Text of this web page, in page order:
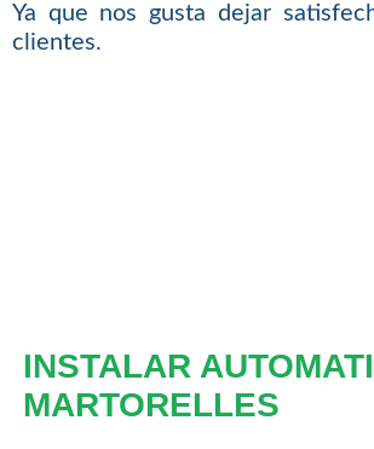
Ya que nos gusta dejar
clientes.
INSTALAR
MARTORELLES